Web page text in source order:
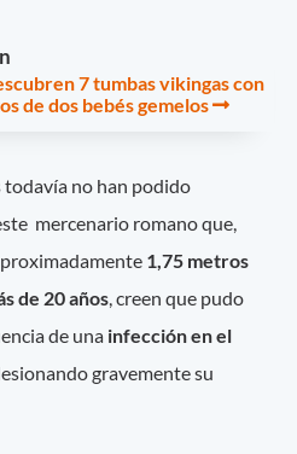
7 tumbas vikingas con
de dos bebés gemelos
todavía no han podido
mercenario romano que,
1,75 metros
de 20 años, creen que pudo
de una infección en el
gravemente su